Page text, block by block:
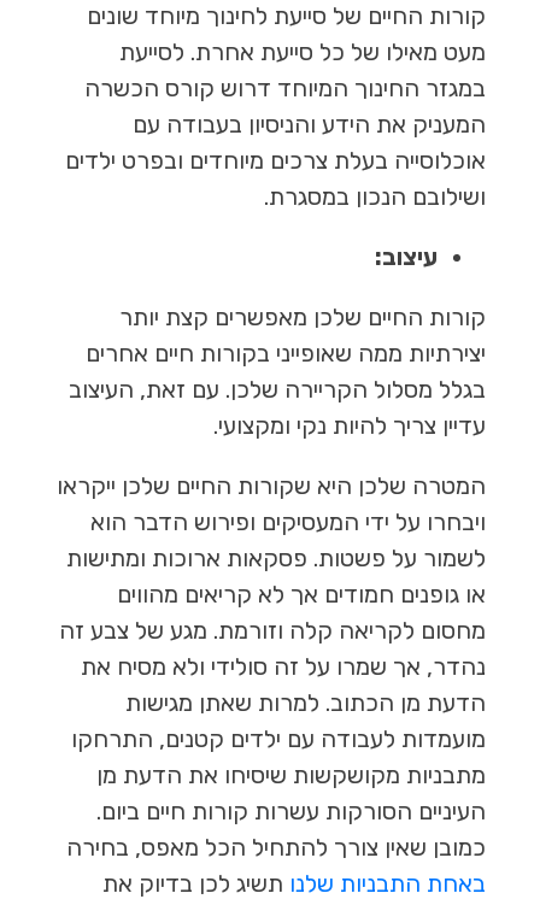
קורות החיים של סייעת לחינוך מיוחד שונים
מעט מאילו של כל סייעת אחרת. לסייעת
במגזר החינוך המיוחד דרוש קורס הכשרה
המעניק את הידע והניסיון בעבודה עם
אוכלוסייה בעלת צרכים מיוחדים ובפרט ילדים
ושילובם הנכון במסגרת.
עיצוב:
קורות החיים שלכן מאפשרים קצת יותר
יצירתיות ממה שאופייני בקורות חיים אחרים
בגלל מסלול הקריירה שלכן. עם זאת, העיצוב
עדיין צריך להיות נקי ומקצועי.
המטרה שלכן היא שקורות החיים שלכן ייקראו
ויבחרו על ידי המעסיקים ופירוש הדבר הוא
לשמור על פשטות. פסקאות ארוכות ומתישות
או גופנים חמודים אך לא קריאים מהווים
מחסום לקריאה קלה וזורמת. מגע של צבע זה
נהדר, אך שמרו על זה סולידי ולא מסיח את
הדעת מן הכתוב. למרות שאתן מגישות
מועמדות לעבודה עם ילדים קטנים, התרחקו
מתבניות מקושקשות שיסיחו את הדעת מן
העיניים הסורקות עשרות קורות חיים ביום.
כמובן שאין צורך להתחיל הכל מאפס, בחירה
באחת התבניות שלנו תשיג לכן בדיוק את